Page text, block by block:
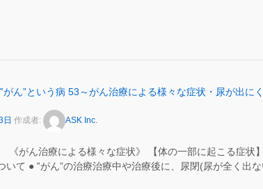
がん”という病 53～がん治療による様々な症状・尿が出に
作成者: ASK Inc.
《がん治療による様々な症状》 【体の一部に起こる症状】
いて ● ‟がん”の治療治療中や治療後に、尿閉(尿が全く出